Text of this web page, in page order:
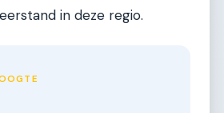
in deze regio.